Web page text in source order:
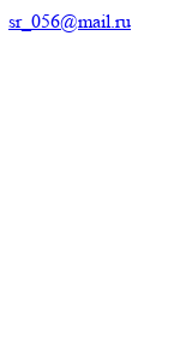
sr_056@mail.ru